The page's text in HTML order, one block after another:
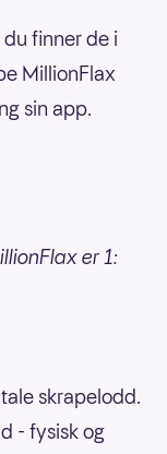
finner de i
MillionFlax
sin app.
er 1:
skrapelodd.
- fysisk og